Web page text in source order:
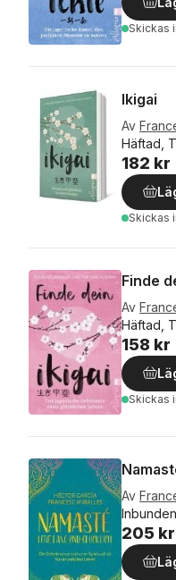
Skickas
Ikigai
Av
Häftad,
182 kr
Skickas
Finde
Av
Häftad,
158 kr
Skickas
Av
205 kr